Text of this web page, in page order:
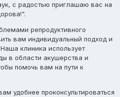
с радостью приглашаю вас на
репродуктивного
вам индивидуальный подход и
клиника использует
в области акушерства и
помочь вам на пути к
удобнее проконсультироваться